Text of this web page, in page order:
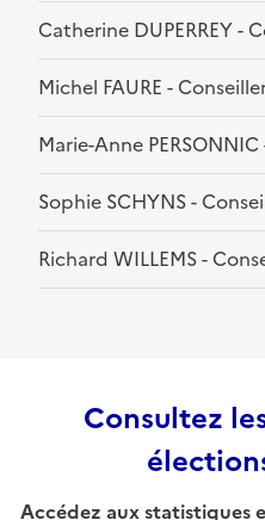
Catherine DUPERREY -
Michel FAURE -
Marie-Anne
Sophie SCHYNS -
Richard WILLEMS -
Consultez
Accédez aux statistiques